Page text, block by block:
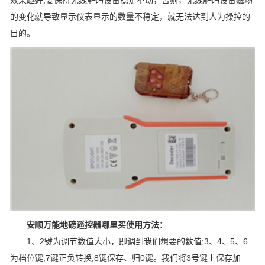
的变化就导致显示仪表显示的数量不稳定，就无法达到人为操控的
目的。
安顺万能地磅遥控器哪里买使用方法：
1、2键为调节数值大小，即调到我们想要的数值;3、4、5、6
为档位键;7键正负转换;8键保存、归0键。我们将3号键上保存加